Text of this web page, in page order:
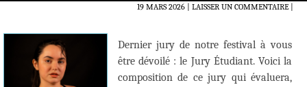
19 MARS 2026 LAISSER UN COMMENTAIRE|
Dernier jury de notre festival à vous
être dévoilé : le Jury Étudiant. Voici la
composition de ce jury qui évaluera,